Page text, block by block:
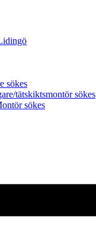
sökes
tätskiktsmontör sökes
sökes